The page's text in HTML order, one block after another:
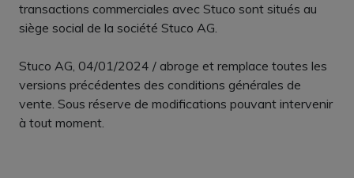
transactions commerciales avec Stuco sont situés au
siège social de la société Stuco AG.
Stuco AG, 04/01/2024 / abroge et remplace toutes les
versions précédentes des conditions générales de
vente. Sous réserve de modifications pouvant intervenir
à tout moment.